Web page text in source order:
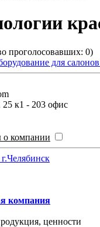
проголосовавших: 0)
для
к1 - 203 офис
о компании
компания
ценности